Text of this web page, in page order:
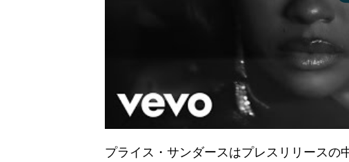
プライス・サンダースはプレスリリースの